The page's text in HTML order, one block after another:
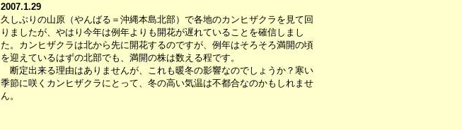
2007.1.29
久しぶりの山原（やんばる＝沖縄本島北部）で各地のカンヒザクラを見て回
りましたが、やはり今年は例年よりも開花が遅れていることを確信しまし
た。カンヒザクラは北から先に開花するのですが、例年はそろそろ満開の頃
を迎えているはずの北部でも、満開の株は数える程です。
断定出来る理由はありませんが、これも暖冬の影響なのでしょうか？寒い
季節に咲くカンヒザクラにとって、冬の高い気温は不都合なのかもしれませ
ん。